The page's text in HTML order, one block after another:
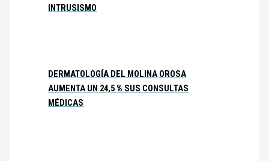
INTRUSISMO
DERMATOLOGÍA DEL MOLINA OROSA
AUMENTA UN 24,5 % SUS CONSULTAS
MÉDICAS